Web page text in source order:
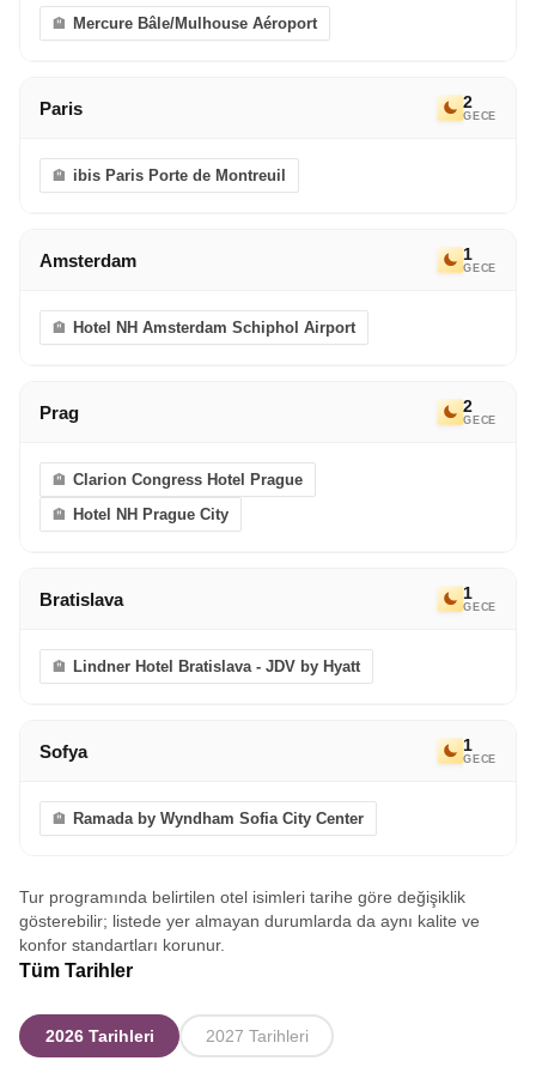
Mercure Bâle/Mulhouse Aéroport
Paris 2
GECE
ibis Paris Porte de Montreuil
Amsterdam 1
GECE
Hotel NH Amsterdam Schiphol Airport
Prag 2
GECE
Clarion Congress Hotel Prague
Hotel NH Prague City
Bratislava 1
GECE
Lindner Hotel Bratislava - JDV by Hyatt
Sofya 1
GECE
Ramada by Wyndham Sofia City Center
Tur programında belirtilen otel isimleri tarihe göre değişiklik
gösterebilir; listede yer almayan durumlarda da aynı kalite ve
konfor standartları korunur.
Tüm Tarihler
2026 Tarihleri 2027 Tarihleri